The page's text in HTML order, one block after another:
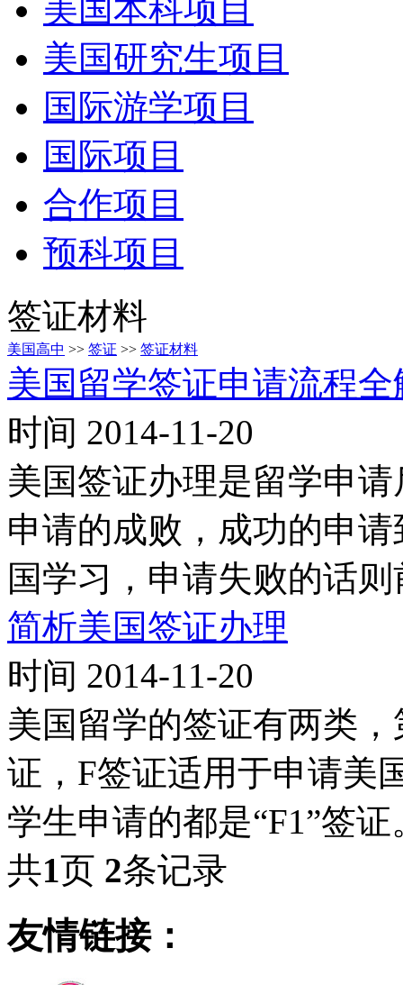
美国本科项目
美国研究生项目
国际游学项目
国际项目
合作项目
预科项目
签证材料
美国高中 >> 签证 >> 签证材料
美国留学签证申请流程全
时间 2014-11-20
美国签证办理是留学申
申请的成败，成功的申
国学习，申请失败的话
简析美国签证办理
时间 2014-11-20
美国留学的签证有两类
证，F签证适用于申请美
学生申请的都是“F1”签
共1页 2条记录
友情链接：